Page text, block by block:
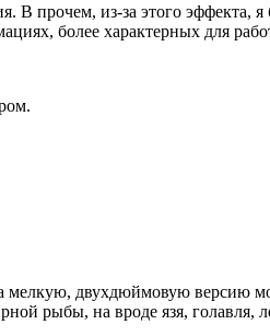
прочем, из-за этого эффекта,
более характерных для
мелкую, двухдюймовую версию
рыбы, на вроде язя, голавля,